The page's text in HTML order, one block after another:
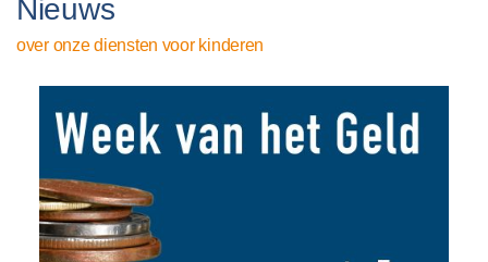
Nieuws
over onze diensten voor kinderen